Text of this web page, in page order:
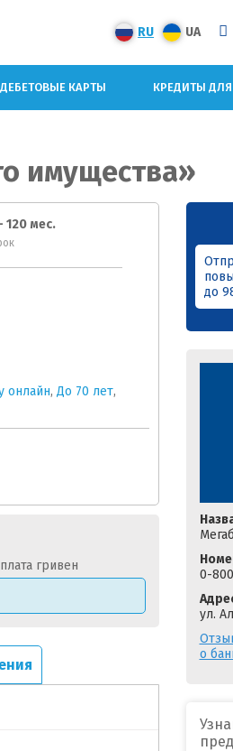
RU UA
ДЕБЕТОВЫЕ КАРТЫ КРЕДИТЫ
имущества»
120 мес.
онлайн, До 70 лет,
гривен
до
0-
ул.
о